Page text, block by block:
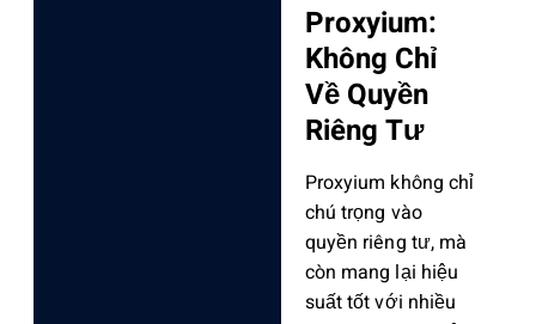
Proxyium:
Không Chỉ
Về Quyền
Riêng Tư
Proxyium không chỉ
chú trọng vào
quyền riêng tư, mà
còn mang lại hiệu
suất tốt với nhiều